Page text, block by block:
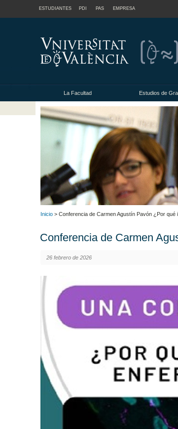
ESTUDIANTES PDI PAS EMPRESA
La Facultad Estudios de
Inicio > Conferencia de Carmen Agustín Pavón ¿Por
Conferencia de Carmen
26 febrero de 2026